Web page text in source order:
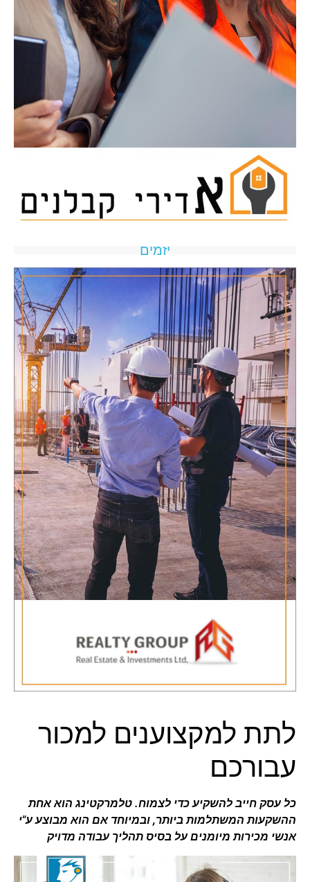
יזמים
לתת למקצוענים למכור
עבורכם
כל עסק חייב להשקיע כדי לצמוח. טלמרקטינג הוא אחת
ההשקעות המשתלמות ביותר, ובמיוחד אם הוא מבוצע ע"י
אנשי מכירות מיומנים על בסיס תהליך עבודה מדויק